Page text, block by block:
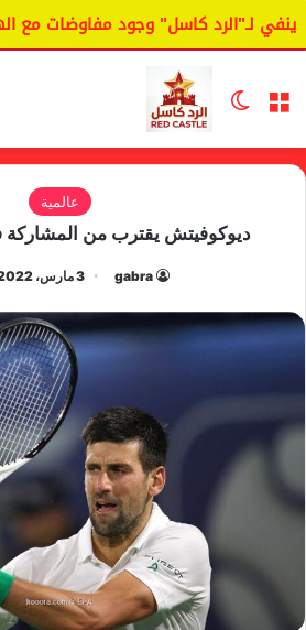
لـ"الرد كاسل" وجود مفاوضات مع
القائمة الوضع المظلم
عالمية
ديوكوفيتش يقترب من
gabra 3 مارس، 2022